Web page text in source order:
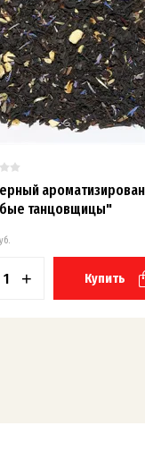
танцовщицы"
+ Купить